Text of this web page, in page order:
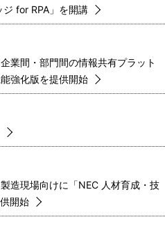
for RPA」を開講
業間・部門間の情報共有プラット
強化版を提供開始
造現場向けに「NEC 人材育成・技
開始